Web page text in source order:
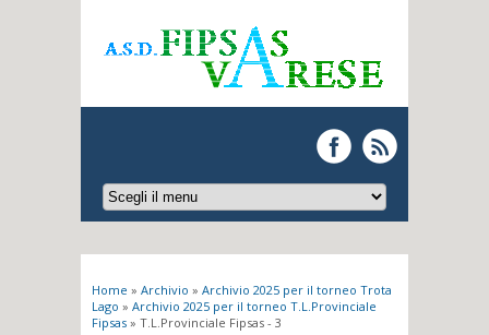
Tu sei qui
Home » Archivio » Archivio 2025 per il torneo Trota
Lago » Archivio 2025 per il torneo T.L.Provinciale
Fipsas » T.L.Provinciale Fipsas - 3